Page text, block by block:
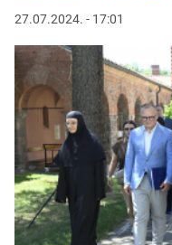
27.07.2024. - 17:01